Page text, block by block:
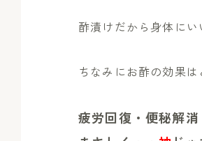
酢漬けだから身体にい
ちなみにお酢の効果は
疲労回復・便秘解